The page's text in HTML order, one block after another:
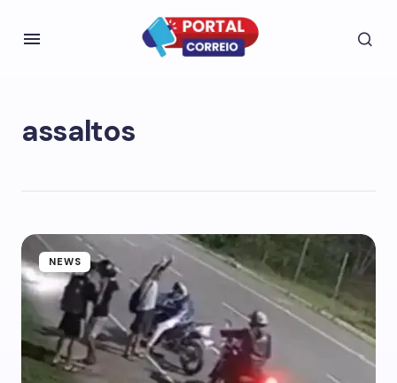
assaltos
NEWS